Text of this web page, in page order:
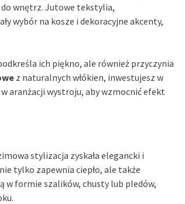
wnętrz. Jutowe tekstylia,
wybór na kosze i dekoracyjne akcenty,
ich piękno, ale również przyczynia
z naturalnych włókien, inwestujesz w
aranżacji wystroju, aby wzmocnić efekt
stylizacja zyskała elegancki i
tylko zapewnia ciepło, ale także
w formie szalików, chusty lub pledów,